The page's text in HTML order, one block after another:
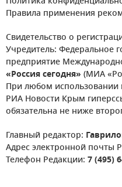
Правила применения
Свидетельство о
Учредитель: Федеральное
предприятие
«Россия сегодня» (МИА
При любом использовании
РИА Новости Крым
обязательна не ниже
Главный редактор:
Адрес электронной почты
Телефон Редакции: 7 (495)